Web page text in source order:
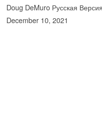
Doug DeMuro Русская Версия
December 10, 2021